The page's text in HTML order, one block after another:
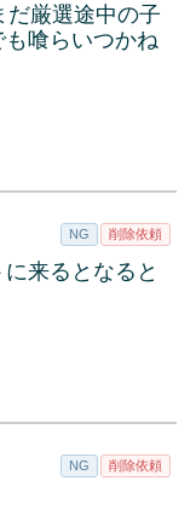
だ厳選途中の子
喰らいつかね
NG 削除依頼
来るとなると
NG 削除依頼